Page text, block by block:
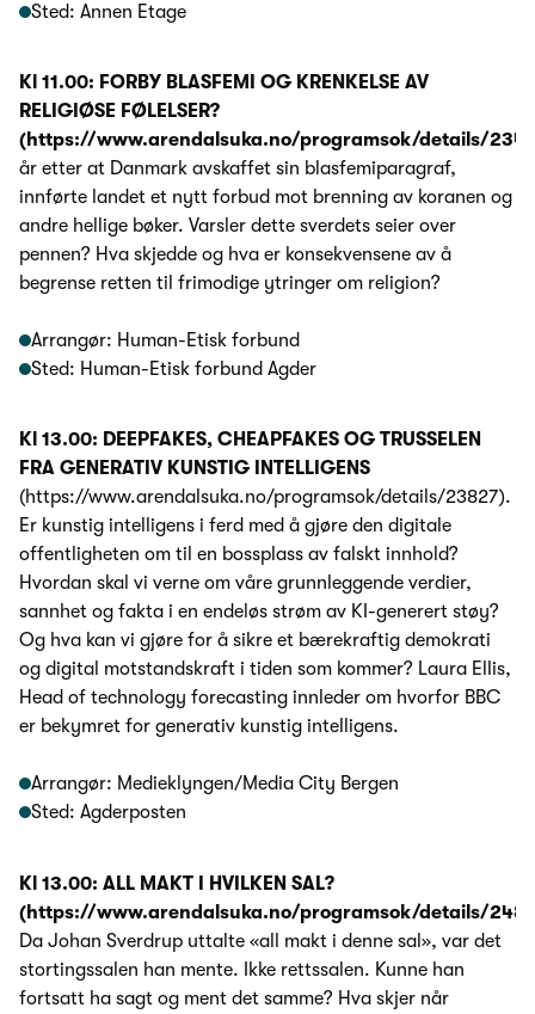
Sted: Annen Etage
Kl 11.00: FORBY BLASFEMI OG KRENKELSE AV
RELIGIØSE FØLELSER?
(https://www.arendalsuka.no/programsok/details/
år etter at Danmark avskaffet sin blasfemiparagraf,
innførte landet et nytt forbud mot brenning av koranen og
andre hellige bøker. Varsler dette sverdets seier over
pennen? Hva skjedde og hva er konsekvensene av å
begrense retten til frimodige ytringer om religion?
Arrangør: Human-Etisk forbund
Sted: Human-Etisk forbund Agder
Kl 13.00: DEEPFAKES, CHEAPFAKES OG TRUSSELEN
FRA GENERATIV KUNSTIG INTELLIGENS
(https://www.arendalsuka.no/programsok/details/23827).
Er kunstig intelligens i ferd med å gjøre den digitale
offentligheten om til en bossplass av falskt innhold?
Hvordan skal vi verne om våre grunnleggende verdier,
sannhet og fakta i en endeløs strøm av KI-generert støy?
Og hva kan vi gjøre for å sikre et bærekraftig demokrati
og digital motstandskraft i tiden som kommer? Laura Ellis,
Head of technology forecasting innleder om hvorfor BBC
er bekymret for generativ kunstig intelligens.
Arrangør: Medieklyngen/Media City Bergen
Sted: Agderposten
Kl 13.00: ALL MAKT I HVILKEN SAL?
(https://www.arendalsuka.no/programsok/details/
Da Johan Sverdrup uttalte «all makt i denne sal», var det
stortingssalen han mente. Ikke rettssalen. Kunne han
fortsatt ha sagt og ment det samme? Hva skjer når